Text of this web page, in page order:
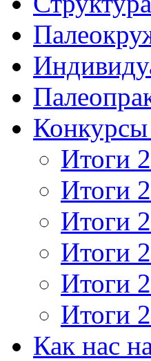
Итоги
Итоги
Итоги
Итоги
Итоги
Итоги
Как нас